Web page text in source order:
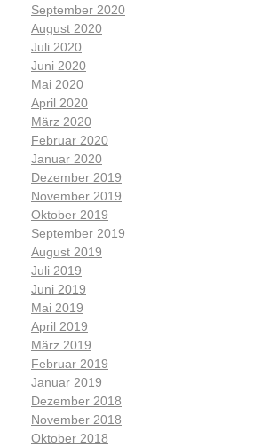
September 2020
August 2020
Juli 2020
Juni 2020
Mai 2020
April 2020
März 2020
Februar 2020
Januar 2020
Dezember 2019
November 2019
Oktober 2019
September 2019
August 2019
Juli 2019
Juni 2019
Mai 2019
April 2019
März 2019
Februar 2019
Januar 2019
Dezember 2018
November 2018
Oktober 2018